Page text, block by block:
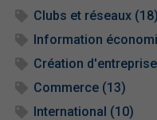
Clubs et réseaux (18)
Information
Création
Commerce (13)
International (10)